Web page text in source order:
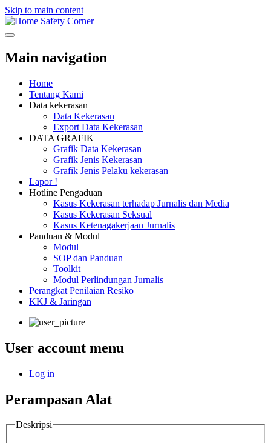
Skip to main content
Safety Corner
Main navigation
Home
Tentang Kami
Data kekerasan
Data Kekerasan
Export Data Kekerasan
DATA GRAFIK
Grafik Data Kekerasan
Grafik Jenis Kekerasan
Grafik Jenis Pelaku kekerasan
Lapor !
Hotline Pengaduan
Kasus Kekerasan terhadap Jurnalis dan Media
Kasus Kekerasan Seksual
Kasus Ketenagakerjaan Jurnalis
Panduan & Modul
Modul
SOP dan Panduan
Toolkit
Modul Perlindungan Jurnalis
Perangkat Penilaian Resiko
KKJ & Jaringan
User account menu
Log in
Perampasan Alat
Deskripsi